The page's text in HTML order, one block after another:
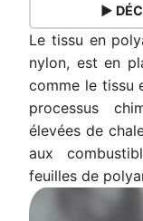
▶
Le tissu en
nylon, est en
comme le tissu
processus
élevées de
aux
feuilles de